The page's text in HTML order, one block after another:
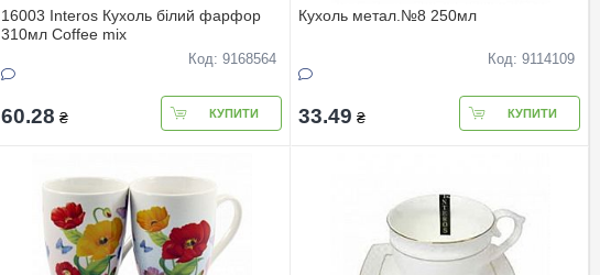
16003 Interos Кухоль білий фарфор
310мл Сoffee mix
Код: 9168564
60.28 ₴ КУПИТИ
Кухоль метал.№8 250мл
Код: 9114109
33.49 ₴ КУПИТИ